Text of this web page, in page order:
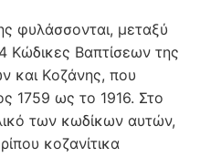
φυλάσσονται, μεταξύ
Bαπτίσεων της
και Kοζάνης, που
1759 ως το 1916. Στο
των κωδίκων αυτών,
κοζανίτικα